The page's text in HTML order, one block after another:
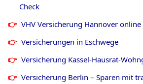
Check
VHV Versicherung Hannover
Versicherungen in Eschwege
Versicherung Kassel-Hausrat-
Versicherung Berlin – Sparen mit